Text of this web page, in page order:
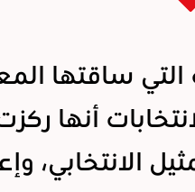
ساقتها
أنها
الانتخابي،